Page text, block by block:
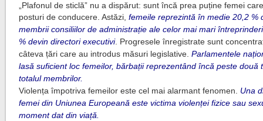
„Plafonul de sticlă” nu a dispărut: sunt încă prea puține femei
posturi de conducere. Astăzi,femeile reprezintă în medie 20,2 %
membrii consiliilor de administrație ale celor mai mari
% devin directori executivi. Progresele înregistrate sunt
câteva țări care au introdus măsuri legislative.Parlamentele
lasă suficient loc femeilor, bărbații reprezentând încă peste două
totalul membrilor.
Violența împotriva femeilor este cel mai alarmant fenomen. Una
femei din Uniunea Europeană este victima violenței fizice sau
moment dat din viață.